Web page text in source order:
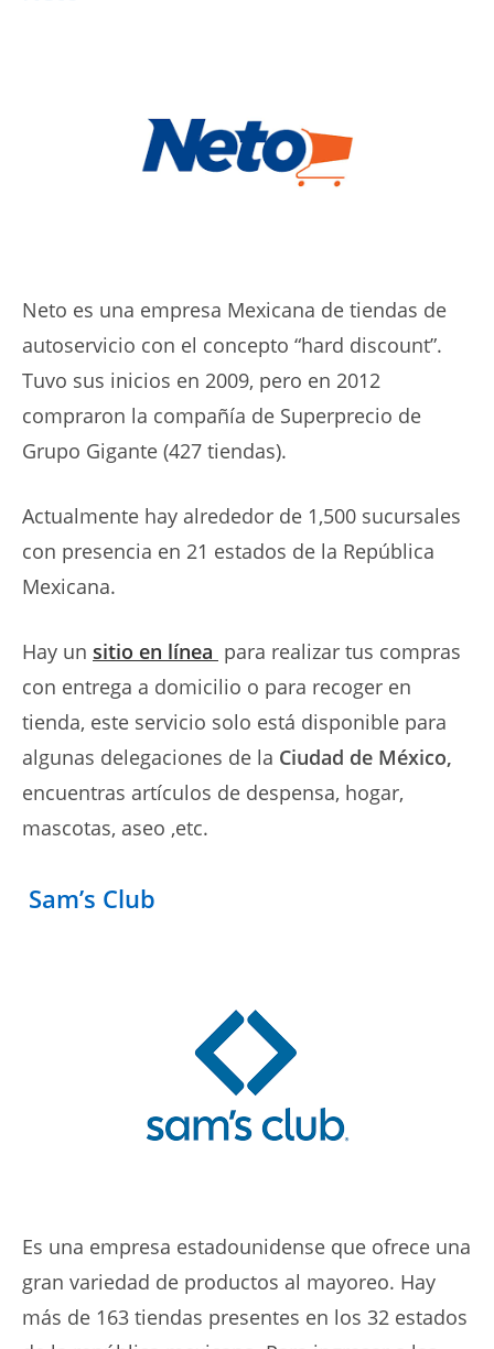
Neto es una empresa Mexicana de tiendas de
autoservicio con el concepto “hard discount”.
Tuvo sus inicios en 2009, pero en 2012
compraron la compañía de Superprecio de
Grupo Gigante (427 tiendas).
Actualmente hay alrededor de 1,500 sucursales
con presencia en 21 estados de la República
Mexicana.
Hay un sitio en línea para realizar tus compras
con entrega a domicilio o para recoger en
tienda, este servicio solo está disponible para
algunas delegaciones de la Ciudad de México,
encuentras artículos de despensa, hogar,
mascotas, aseo ,etc.
Sam’s Club
Es una empresa estadounidense que ofrece una
gran variedad de productos al mayoreo. Hay
más de 163 tiendas presentes en los 32 estados